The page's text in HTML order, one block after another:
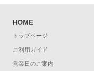
HOME
トップページ
ご利用ガイド
営業日のご案内